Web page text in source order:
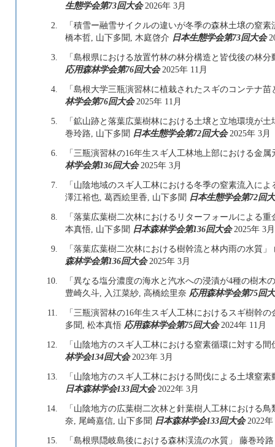
生態学会第73回大会2026年 3月
2.
「積雪ー融雪サイクルの違いが冬季の森林土壌の窒
橋本哲, 山下多聞, 木庭啓介 日本生態学会第73回大会
3.
「島根県における放置竹林の林分構造と皆伐後の林
応用森林学会第76回大会2025年 11月
4.
「島根大学三瓶演習林に​植栽されたスギのコンテナ
林学会第76回大会2025年 11月
5.
「鉱山跡と落葉広葉樹林における土壌と立地環境が
巻玲路, 山下多聞 日本生態学会第72回大会2025年 3月
6.
「三瓶演習林の16年生スギ人工林地上部における金
林学会第136回大会2025年 3月
7.
「山陰地域のスギ人工林における冬季の窒素流入に
澤江裕也, 葛西絵里香, 山下多聞 日本生態学会第72回
8.
「落葉広葉樹二次林におけるリターフォールによる
本真悟, 山下多聞 日本森林学会第136回大会2025年 3月
9.
「落葉広葉樹二次林における樹幹流と林内雨の水質
森林学会第136回大会2025年 3月
10.
「異なる塩分濃度の海水と汽水への浸漬が4種の樹
豊崎久斗, 入江菜紗, 高橋絵里奈 応用森林学会第75回
11.
「三瓶演習林の16年生スギ人工林におけるスギ樹幹
多聞, 松本真悟 応用森林学会第75回大会2024年 11月
12.
「山陰地方のスギ人工林における窒素循環に対する
林学会134回大会2023年 3月
13.
「山陰地方のスギ人工林における間伐による土壌窒
日本森林学会133回大会2022年 3月
14.
「山陰地方の広葉樹二次林と針葉樹人工林における
奈, 尾崎嘉信, 山下多聞 日本森林学会133回大会2022年
15.
「島根県隠岐島後における森林渓流の水質」 藤巻玲